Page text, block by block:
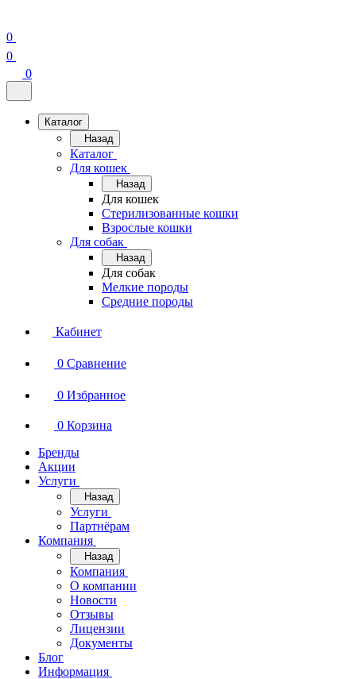
0
0
0
Каталог
Назад
Каталог
Для кошек
Назад
Для кошек
Стерилизованные кошки
Взрослые кошки
Для собак
Назад
Для собак
Мелкие породы
Средние породы
Кабинет
0 Сравнение
0 Избранное
0 Корзина
Бренды
Акции
Услуги
Назад
Услуги
Партнёрам
Компания
Назад
Компания
О компании
Новости
Отзывы
Лицензии
Документы
Блог
Информация